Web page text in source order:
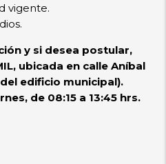
vigente.
y si desea postular,
ubicada en calle Aníbal
edificio municipal).
de 08:15 a 13:45 hrs.